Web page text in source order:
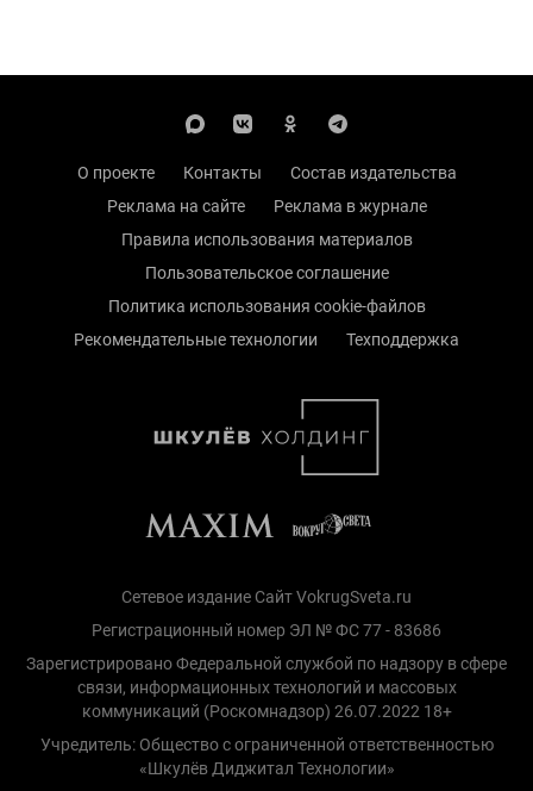
О проекте Контакты
Состав издательства
Реклама на сайте
Реклама в журнале
Правила использования материалов
Пользовательское соглашение
Политика использования cookie-файлов
Рекомендательные технологии
Техподдержка
Сетевое издание Сайт VokrugSveta.ru
Регистрационный номер ЭЛ № ФС 77 - 83686
Зарегистрировано Федеральной службой по надзору в сфере
связи, информационных технологий и массовых
коммуникаций (Роскомнадзор) 26.07.2022 18+
Учредитель: Общество с ограниченной ответственностью
«Шкулёв Диджитал Технологии»